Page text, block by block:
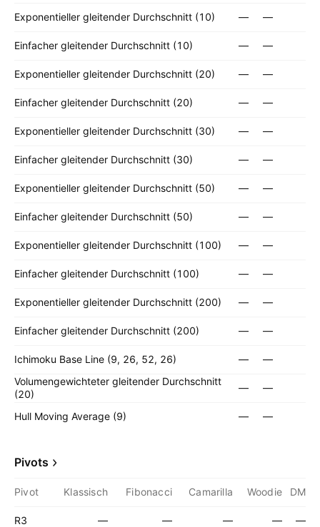
Exponentieller gleitender Durchschnitt (10) — —
Einfacher gleitender Durchschnitt (10) — —
Exponentieller gleitender Durchschnitt (20) — —
Einfacher gleitender Durchschnitt (20) — —
Exponentieller gleitender Durchschnitt (30) — —
Einfacher gleitender Durchschnitt (30) — —
Exponentieller gleitender Durchschnitt (50) — —
Einfacher gleitender Durchschnitt (50) — —
Exponentieller gleitender Durchschnitt (100) — —
Einfacher gleitender Durchschnitt (100) — —
Exponentieller gleitender Durchschnitt (200) — —
Einfacher gleitender Durchschnitt (200) — —
Ichimoku Base Line (9, 26, 52, 26) —
—
Volumengewichteter gleitender Durchschnitt
(20)
— —
Hull Moving Average (9) — —
Pivots
Pivot Klassisch Fibonacci Camarilla Woodie DM
R3 — — — — —